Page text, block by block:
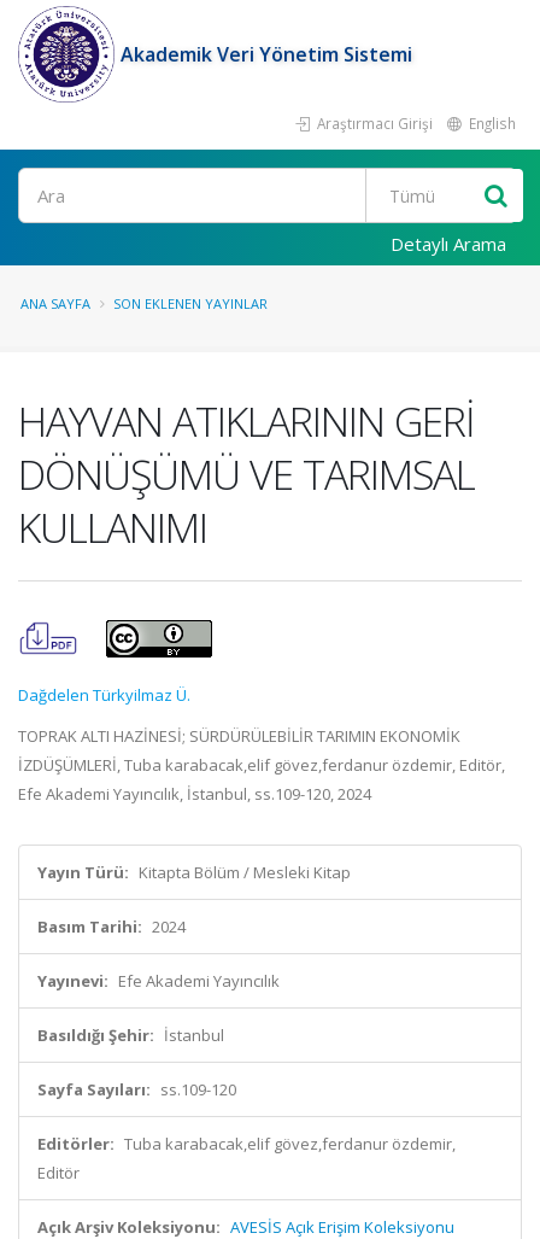
Akademik Veri Yönetim Sistemi
Araştırmacı Girişi English
Ara
Detaylı Arama
ANA SAYFA SON EKLENEN YAYINLAR
HAYVAN ATIKLARININ GERİ
DÖNÜŞÜMÜ VE TARIMSAL
KULLANIMI
Dağdelen Türkyilmaz Ü.
TOPRAK ALTI HAZİNESİ; SÜRDÜRÜLEBİLİR TARIMIN EKONOMİK
İZDÜŞÜMLERİ, Tuba karabacak,elif gövez,ferdanur özdemir, Editör,
Efe Akademi Yayıncılık, İstanbul, ss.109-120, 2024
Yayın Türü: Kitapta Bölüm / Mesleki Kitap
Basım Tarihi: 2024
Yayınevi: Efe Akademi Yayıncılık
Basıldığı Şehir: İstanbul
Sayfa Sayıları: ss.109-120
Editörler: Tuba karabacak,elif gövez,ferdanur özdemir,
Editör
Açık Arşiv Koleksiyonu: AVESİS Açık Erişim Koleksiyonu